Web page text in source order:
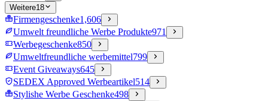
Weitere18
Firmengeschenke1,606
Umwelt freundliche Werbe Produkte971
Werbegeschenke850
Umweltfreundliche werbemittel799
Event Giveaways645
SEDEX Approved Werbeartikel514
Stylishe Werbe Geschenke498